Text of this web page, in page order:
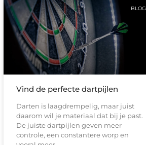
BLOG
Vind de perfecte dartpijlen
Darten is laagdrempelig, maar juist
daarom wil je materiaal dat bij je past.
De juiste dartpijlen geven meer
controle, een constantere worp en